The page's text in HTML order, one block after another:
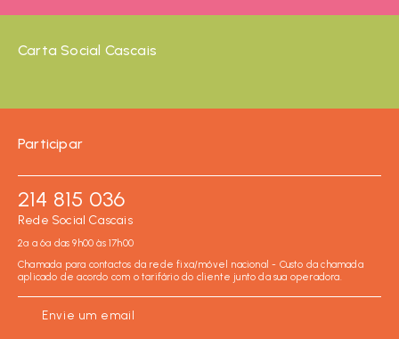
Carta Social Cascais
Participar
214 815 036
Rede Social Cascais
2ª a 6ª das 9h00 às 17h00
Chamada para contactos da rede fixa/móvel nacional - Custo da chamada
aplicado de acordo com o tarifário do cliente junto da sua operadora.
Envie um email